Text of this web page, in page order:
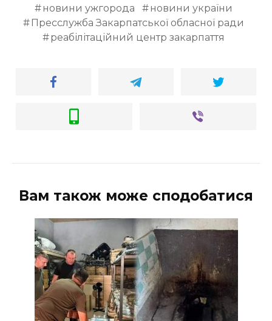
новини ужгорода
новини україни
Пресслужба Закарпатської обласної ради
реабілітаційний центр закарпаття
Вам також може сподобатися